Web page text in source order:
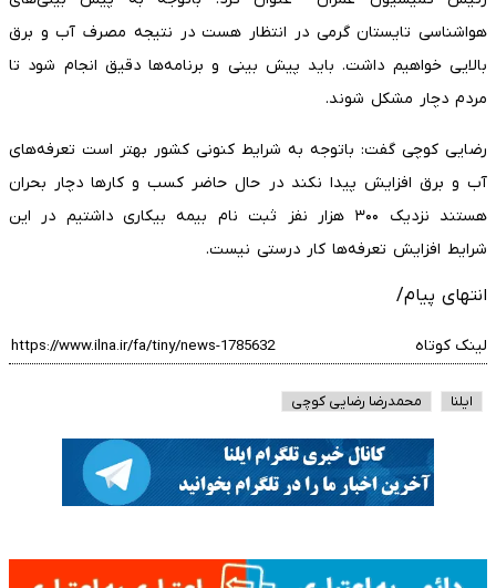
هواشناسی تایستان گرمی در انتظار هست در نتیجه مصرف آب و برق
بالایی خواهیم داشت. باید پیش بینی و برنامه‌ها دقیق انجام‌ شود تا
مردم دچار مشکل شوند.
رضایی کوچی گفت: باتوجه به شرایط کنونی کشور بهتر است تعرفه‌های
آب و برق افزایش پیدا نکند در حال حاضر کسب و کار‌ها دچار بحران
هستند نزدیک‌ ۳۰۰ هزار نفز ثبت نام بیمه بیکاری داشتیم در این
شرایط افزایش تعرفه‌ها کار درستی نیست.
انتهای پیام/
لینک کوتاه
ایلنا محمدرضا رضایی کوچی